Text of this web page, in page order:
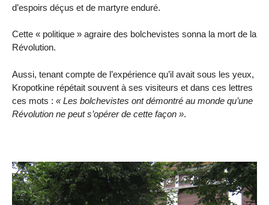
d’espoirs déçus et de martyre enduré.
Cette « politique » agraire des bolchevistes sonna la mort de la
Révolution.
Aussi, tenant compte de l’expérience qu’il avait sous les yeux,
Kropotkine répétait souvent à ses visiteurs et dans ces lettres
ces mots :
Les bolchevistes ont démontré au monde qu’une
Révolution ne peut s’opérer de cette façon
.